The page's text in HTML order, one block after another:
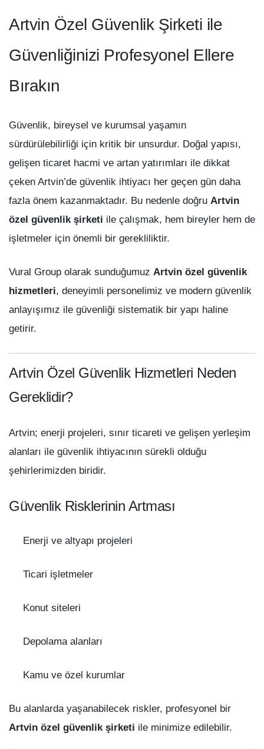
Artvin Özel Güvenlik Şirketi ile
Güvenliğinizi Profesyonel Ellere
Bırakın
Güvenlik, bireysel ve kurumsal yaşamın
sürdürülebilirliği için kritik bir unsurdur. Doğal yapısı,
gelişen ticaret hacmi ve artan yatırımları ile dikkat
çeken Artvin’de güvenlik ihtiyacı her geçen gün daha
fazla önem kazanmaktadır. Bu nedenle doğru Artvin
özel güvenlik şirketi ile çalışmak, hem bireyler hem de
işletmeler için önemli bir gerekliliktir.
Vural Group olarak sunduğumuz Artvin özel güvenlik
hizmetleri, deneyimli personelimiz ve modern güvenlik
anlayışımız ile güvenliği sistematik bir yapı haline
getirir.
Artvin Özel Güvenlik Hizmetleri Neden
Gereklidir?
Artvin; enerji projeleri, sınır ticareti ve gelişen yerleşim
alanları ile güvenlik ihtiyacının sürekli olduğu
şehirlerimizden biridir.
Güvenlik Risklerinin Artması
Enerji ve altyapı projeleri
Ticari işletmeler
Konut siteleri
Depolama alanları
Kamu ve özel kurumlar
Bu alanlarda yaşanabilecek riskler, profesyonel bir
Artvin özel güvenlik şirketi ile minimize edilebilir.